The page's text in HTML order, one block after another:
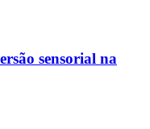
sensorial na